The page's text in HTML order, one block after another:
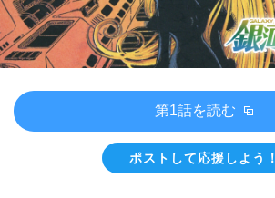
第1話を読む
ポストして応援しよう！